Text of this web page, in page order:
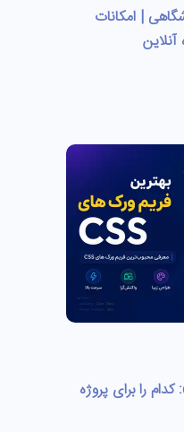
| امکانات
بهترین فریم ورک های css: کدام را برای پروژه